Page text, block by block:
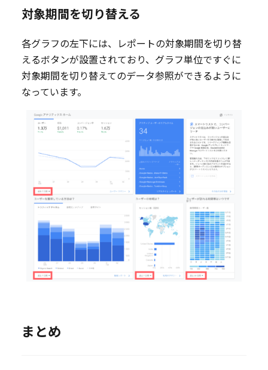
対象期間を切り替える
各グラフの左下には、レポートの対象期間を切り替
えるボタンが設置されており、グラフ単位ですぐに
対象期間を切り替えてのデータ参照ができるように
なっています。
まとめ